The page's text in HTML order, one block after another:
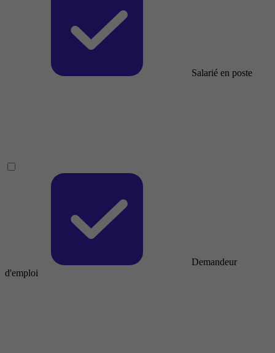
Salarié en poste
Demandeur
d'emploi